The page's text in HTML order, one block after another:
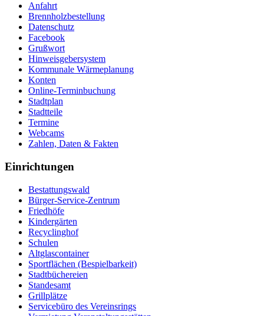
Anfahrt
Brennholzbestellung
Datenschutz
Facebook
Grußwort
Hinweisgebersystem
Kommunale Wärmeplanung
Konten
Online-Terminbuchung
Stadtplan
Stadtteile
Termine
Webcams
Zahlen, Daten & Fakten
Einrichtungen
Bestattungswald
Bürger-Service-Zentrum
Friedhöfe
Kindergärten
Recyclinghof
Schulen
Altglascontainer
Sportflächen (Bespielbarkeit)
Stadtbüchereien
Standesamt
Grillplätze
Servicebüro des Vereinsrings